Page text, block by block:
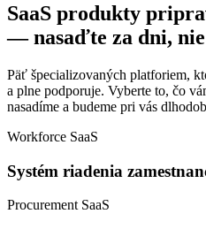
SaaS produkty
— nasaďte za dni, nie
Päť špecializovaných platforiem,
a plne podporuje. Vyberte to, čo
nasadíme a budeme pri vás
Workforce SaaS
Systém riadenia
Procurement SaaS